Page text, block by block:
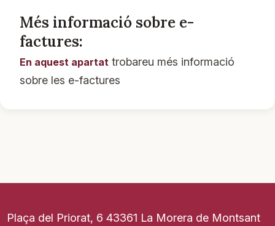
Més informació sobre e-
factures:
En aquest apartat trobareu més informació
sobre les e-factures
Plaça del Priorat, 6 43361 La Morera de Montsant